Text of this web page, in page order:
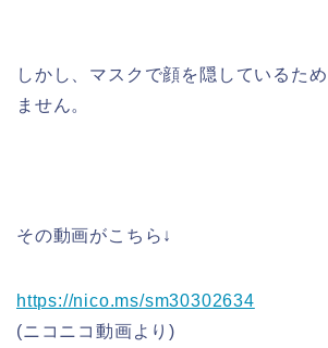
しかし、マスクで顔を隠しているた
ません。
その動画がこちら↓
https://nico.ms/sm30302634
(ニコニコ動画より)